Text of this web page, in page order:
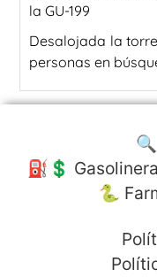
la GU-199
Desalojada la
personas en
⛽️💲
🐍